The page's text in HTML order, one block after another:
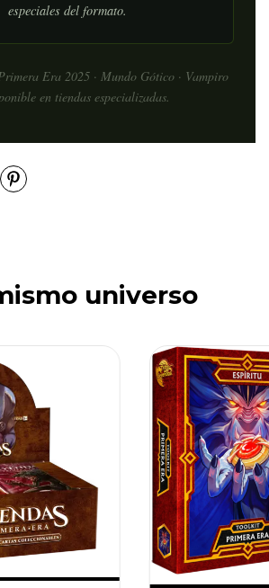
especiales del formato.
Era 2025 · Mundo Gótico · Vampiro
en tiendas especializadas.
universo